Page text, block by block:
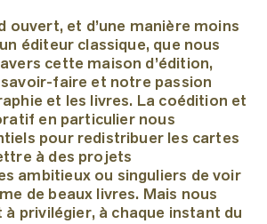
ouvert, et d’une manière moins
éditeur classique, que nous
cette maison d’édition,
faire et notre passion
et les livres. La coédition et
en particulier nous
pour redistribuer les cartes
à des projets
ambitieux ou singuliers de voir
de beaux livres. Mais nous
privilégier, à chaque instant du